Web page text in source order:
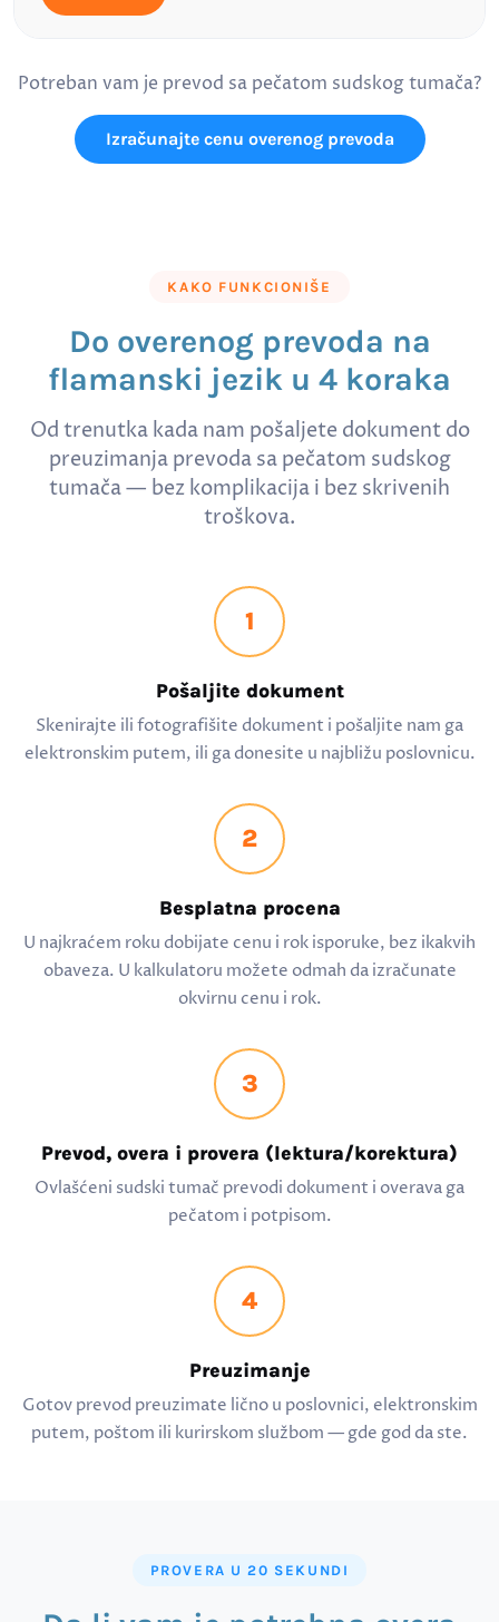
Potreban vam je prevod sa pečatom sudskog tumača?
Izračunajte cenu overenog prevoda
KAKO FUNKCIONIŠE
Do overenog prevoda na
flamanski jezik u 4 koraka
Od trenutka kada nam pošaljete dokument do
preuzimanja prevoda sa pečatom sudskog
tumača — bez komplikacija i bez skrivenih
troškova.
1
Pošaljite dokument
Skenirajte ili fotografišite dokument i pošaljite nam ga
elektronskim putem, ili ga donesite u najbližu poslovnicu.
2
Besplatna procena
U najkraćem roku dobijate cenu i rok isporuke, bez ikakvih
obaveza. U kalkulatoru možete odmah da izračunate
okvirnu cenu i rok.
3
Prevod, overa i provera (lektura/korektura)
Ovlašćeni sudski tumač prevodi dokument i overava ga
pečatom i potpisom.
4
Preuzimanje
Gotov prevod preuzimate lično u poslovnici, elektronskim
putem, poštom ili kurirskom službom — gde god da ste.
PROVERA U 20 SEKUNDI